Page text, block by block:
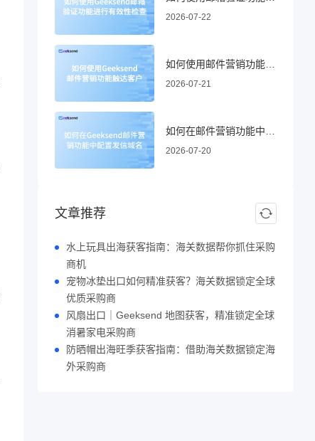
2026-07-22
2026-07-21
2026-07-20
文章推荐
水上玩具出海获客指南：海关数据帮你抓住采购
商机
宠物冰垫出口如何精准获客？海关数据锁定全球
优质采购商
风扇出口｜Geeksend 地图获客，精准锁定全球
消暑家电采购商
防晒帽出海旺季获客指南：借助海关数据锁定海
外采购商